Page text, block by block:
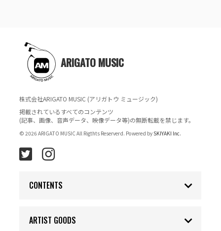
ARIGATO MUSIC
株式会社ARIGATO MUSIC (アリガトウ ミュージック)
掲載されているすべてのコンテンツ
(記事、画像、音声データ、映像データ等)の無断転載を禁じます。
© 2026 ARIGATO MUSIC All Rigthts Reserverd. Powered by SKIYAKI Inc.
CONTENTS
ARTIST GOODS